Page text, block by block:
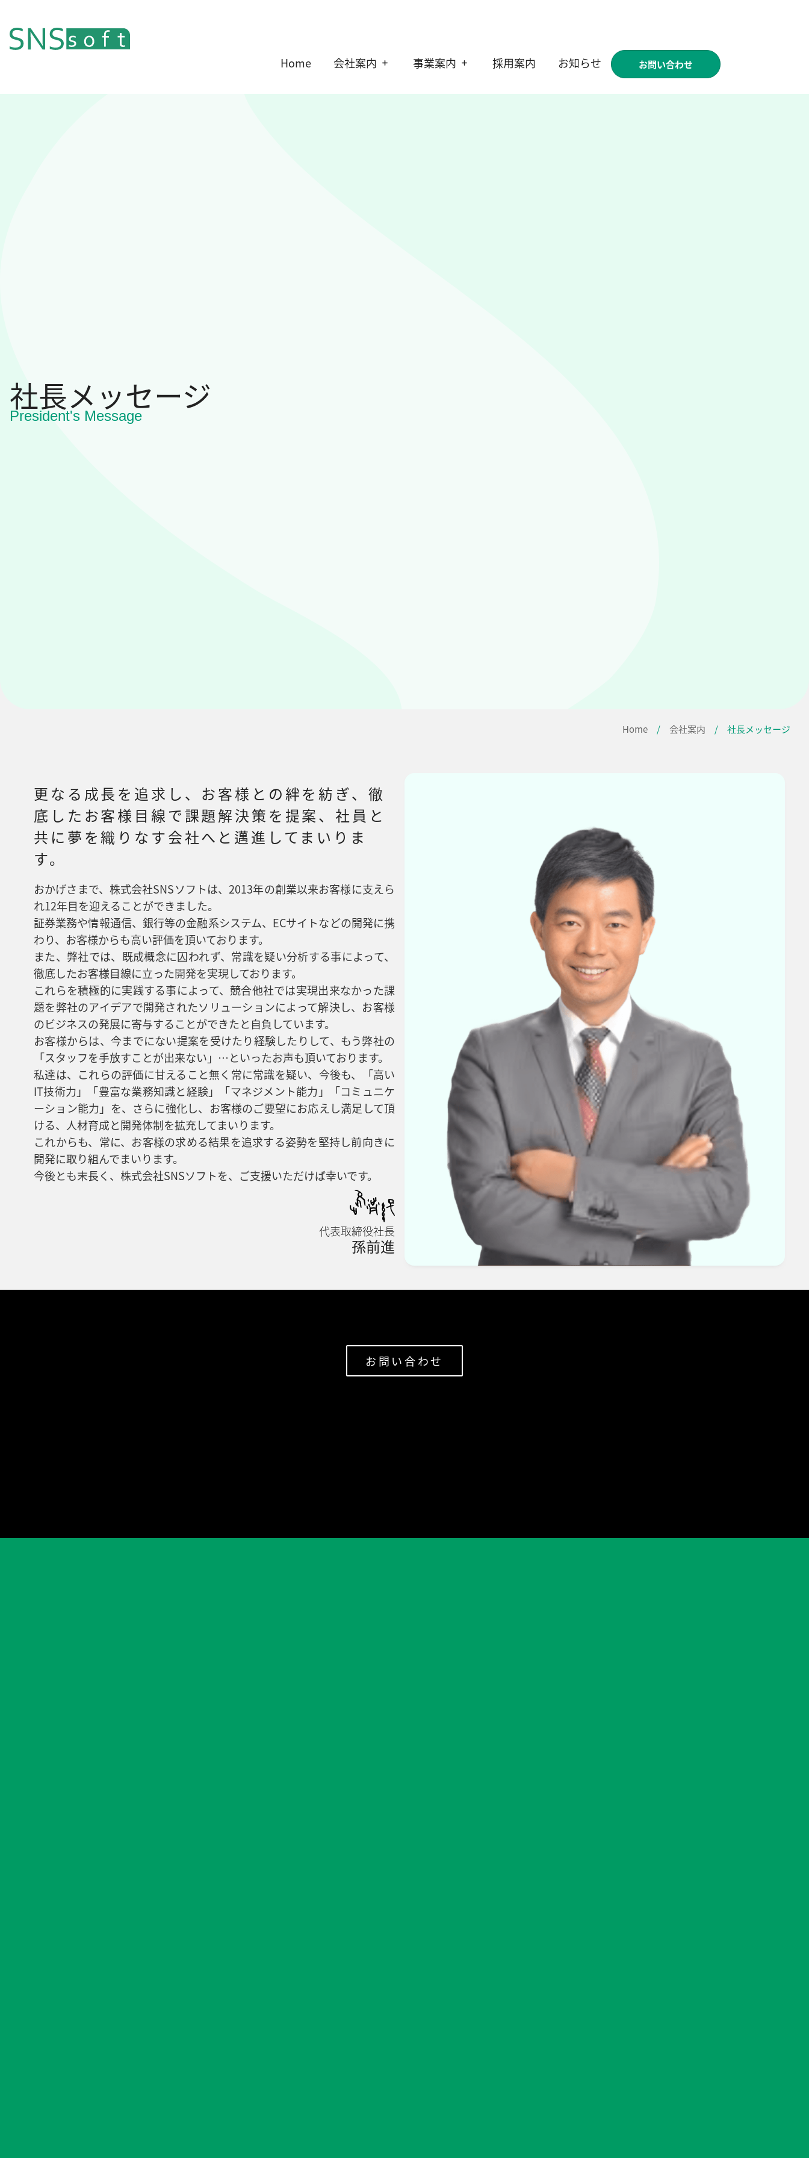
Home 会社案内 事業案内 採用案内 お知らせ お問い合わせ
社長メッセージ
President's Message
Home / 会社案内 / 社長メッセージ
更なる成長を追求し、お客様との絆を紡ぎ、徹
底したお客様目線で課題解決策を提案、社員と
共に夢を織りなす会社へと邁進してまいりま
す。
おかげさまで、株式会社SNSソフトは、2013年の創業以来お客様に支えら
れ12年目を迎えることができました。
証券業務や情報通信、銀行等の金融系システム、ECサイトなどの開発に携
わり、お客様からも高い評価を頂いております。
また、弊社では、既成概念に囚われず、常識を疑い分析する事によって、
徹底したお客様目線に立った開発を実現しております。
これらを積極的に実践する事によって、競合他社では実現出来なかった課
題を弊社のアイデアで開発されたソリューションによって解決し、お客様
のビジネスの発展に寄与することができたと自負しています。
お客様からは、今までにない提案を受けたり経験したりして、もう弊社の
「スタッフを手放すことが出来ない」…といったお声も頂いております。
私達は、これらの評価に甘えること無く常に常識を疑い、今後も、「高い
IT技術力」「豊富な業務知識と経験」「マネジメント能力」「コミュニケ
ーション能力」を、さらに強化し、お客様のご要望にお応えし満足して頂
ける、人材育成と開発体制を拡充してまいります。
これからも、常に、お客様の求める結果を追求する姿勢を堅持し前向きに
開発に取り組んでまいります。
今後とも末長く、株式会社SNSソフトを、ご支援いただけば幸いです。
代表取締役社長
孫前進
お問い合わせ